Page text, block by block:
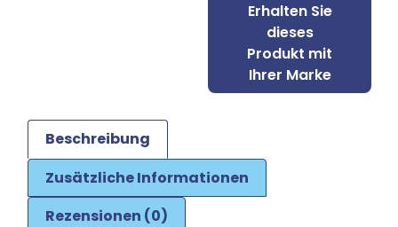
Erhalten Sie
dieses
Produkt mit
Ihrer Marke
Beschreibung
Zusätzliche Informationen
Rezensionen (0)